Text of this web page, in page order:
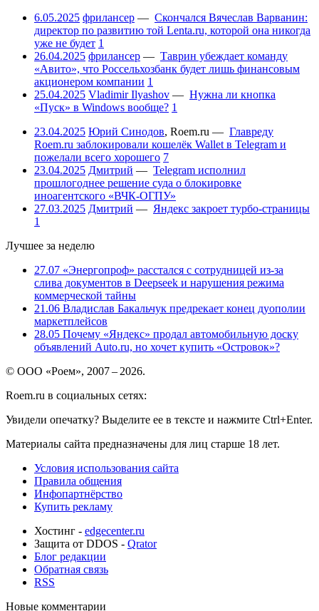
6.05.2025 фрилансер — Скончался Вячеслав Варванин:
директор по развитию той Lenta.ru, которой она никогда
уже не будет 1
26.04.2025 фрилансер — Таврин убеждает команду
«Авито», что Россельхозбанк будет лишь финансовым
акционером компании 1
25.04.2025 Vladimir Ilyashov — Нужна ли кнопка
«Пуск» в Windows вообще? 1
23.04.2025 Юрий Синодов, Roem.ru — Главреду
Roem.ru заблокировали кошелёк Wallet в Telegram и
пожелали всего хорошего 7
23.04.2025 Дмитрий — Telegram исполнил
прошлогоднее решение суда о блокировке
иноагентского «ВЧК-ОГПУ»
27.03.2025 Дмитрий — Яндекс закроет турбо-страницы
1
Лучшее за неделю
27.07 «Энергопроф» расстался с сотрудницей из-за
слива документов в Deepseek и нарушения режима
коммерческой тайны
21.06 Владислав Бакальчук предрекает конец дуополии
маркетплейсов
28.05 Почему «Яндекс» продал автомобильную доску
объявлений Auto.ru, но хочет купить «Островок»?
© ООО «Роем», 2007 – 2026.
Roem.ru в социальных сетях:
Увидели опечатку? Выделите ее в тексте и нажмите Ctrl+Enter.
Материалы сайта предназначены для лиц старше 18 лет.
Условия использования сайта
Правила общения
Инфопартнёрство
Купить рекламу
Хостинг - edgecenter.ru
Защита от DDOS - Qrator
Блог редакции
Обратная связь
RSS
Новые комментарии